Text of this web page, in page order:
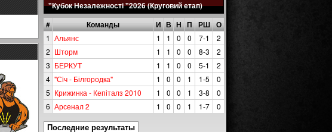
"Кубок Незалежності "2026 (Круговий етап)
# Команды И В Н П РШ О
1 Альянс 1 1 0 0 7-1
2
2 Шторм 1 1 0 0 8-3
2
3 БЕРКУТ 1 1 0 0 5-1
2
4 "Сiч - Білгородка" 1 0 0 1 1-5
0
5 Крижинка - Кепіталз 2010 1 0 0 1 3-8
0
6 Арсенал 2 1 0 0 1 1-7 0
Последние результаты